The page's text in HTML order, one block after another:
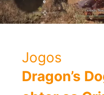
benefício
Jogos
Dragon’s